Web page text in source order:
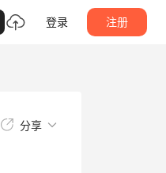
登录 注册
分享
关注 收藏夹